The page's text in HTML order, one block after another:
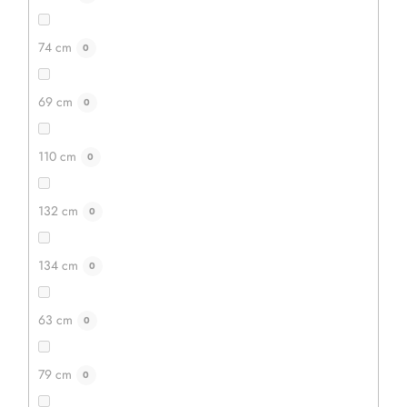
74 cm 0
69 cm 0
110 cm 0
132 cm 0
134 cm 0
63 cm 0
79 cm 0